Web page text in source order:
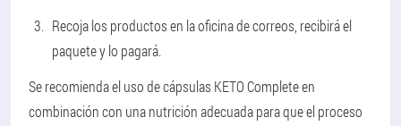
Recoja los productos en la oficina de correos, recibirá el
paquete y lo pagará.
Se recomienda el uso de cápsulas KETO Complete en
combinación con una nutrición adecuada para que el proceso